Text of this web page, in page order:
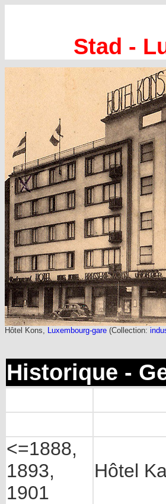
Stad -
Hôtel Kons, Luxembourg-gare (Collection:
Historique -
<=1888,
1893,
1901
Hôtel